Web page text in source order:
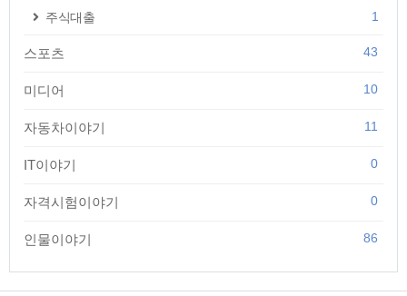
주식대출
1
스포츠 43
미디어 10
자동차이야기 11
IT이야기 0
자격시험이야기 0
인물이야기 86